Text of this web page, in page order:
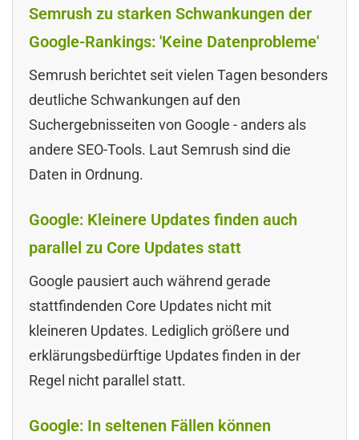
Semrush zu starken Schwankungen der
Google-Rankings: 'Keine Datenprobleme'
Semrush berichtet seit vielen Tagen besonders
deutliche Schwankungen auf den
Suchergebnisseiten von Google - anders als
andere SEO-Tools. Laut Semrush sind die
Daten in Ordnung.
Google: Kleinere Updates finden auch
parallel zu Core Updates statt
Google pausiert auch während gerade
stattfindenden Core Updates nicht mit
kleineren Updates. Lediglich größere und
erklärungsbedürftige Updates finden in der
Regel nicht parallel statt.
Google: In seltenen Fällen können